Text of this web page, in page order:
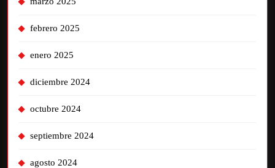
febrero 2025
enero 2025
diciembre 2024
octubre 2024
septiembre 2024
agosto 2024